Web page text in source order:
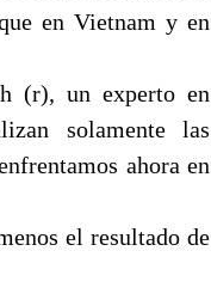
en Vietnam y en
(r), un experto en
solamente las
ahora en
el resultado de